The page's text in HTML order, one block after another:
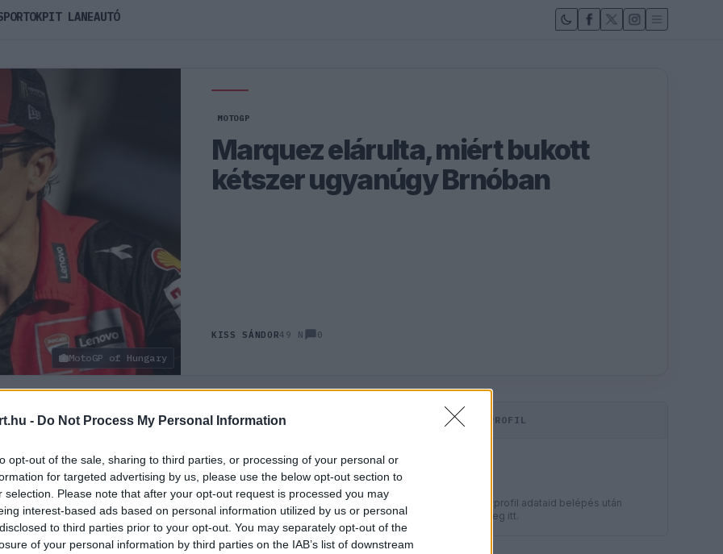
- Do Not Process My Personal Information
opt-out of the sale, sharing to third parties, or processing of your personal or
for targeted advertising by us, please use the below opt-out section to
selection. Please note that after your opt-out request is processed you may
interest-based ads based on personal information utilized by us or personal
to third parties prior to your opt-out. You may separately opt-out of the
of your personal information by third parties on the IAB’s list of downstream
MotoGP of Hungary
MOTOGP
Marquez elárulta, miért bukott
kétszer ugyanúgy Brnóban
KISS SÁNDOR49 N 0
Rendezés: KOMMENTPROFIL
A kommentprofil adataid belépés után
jelennek meg itt.
PIT LANEAUTÓ